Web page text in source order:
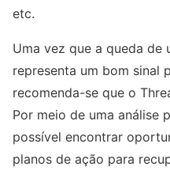
etc.
Uma vez que a queda de
representa um bom sinal
recomenda-se que o
Por meio de uma análise
possível encontrar
planos de ação para